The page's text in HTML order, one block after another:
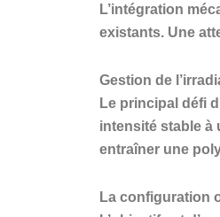
L’intégration
existants. Une
Gestion de
Le principal défi
intensité stable à
entraîner une
La configuration